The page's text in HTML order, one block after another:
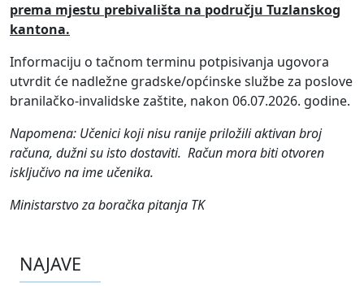
prema mjestu prebivališta na području Tuzlanskog
kantona.
Informaciju o tačnom terminu potpisivanja ugovora
utvrdit će nadležne gradske/općinske službe za poslove
branilačko-invalidske zaštite, nakon 06.07.2026. godine.
Napomena: Učenici koji nisu ranije priložili aktivan broj
računa, dužni su isto dostaviti. Račun mora biti otvoren
isključivo na ime učenika.
Ministarstvo za boračka pitanja TK
NAJAVE